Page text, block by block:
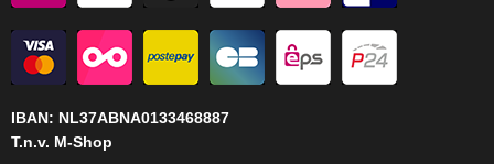
IBAN: NL37ABNA0133468887
T.n.v. M-Shop